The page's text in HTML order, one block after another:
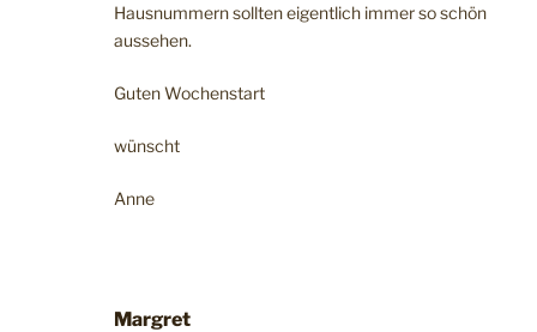
Hausnummern sollten eigentlich immer so schön
aussehen.
Guten Wochenstart
wünscht
Anne
Margret